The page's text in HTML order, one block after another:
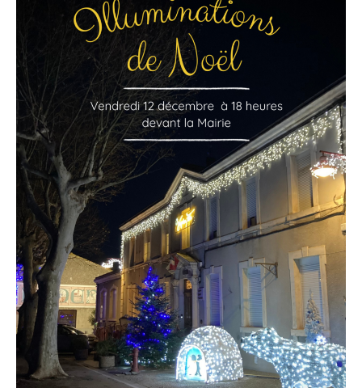
ACTUALITES
CONTACT